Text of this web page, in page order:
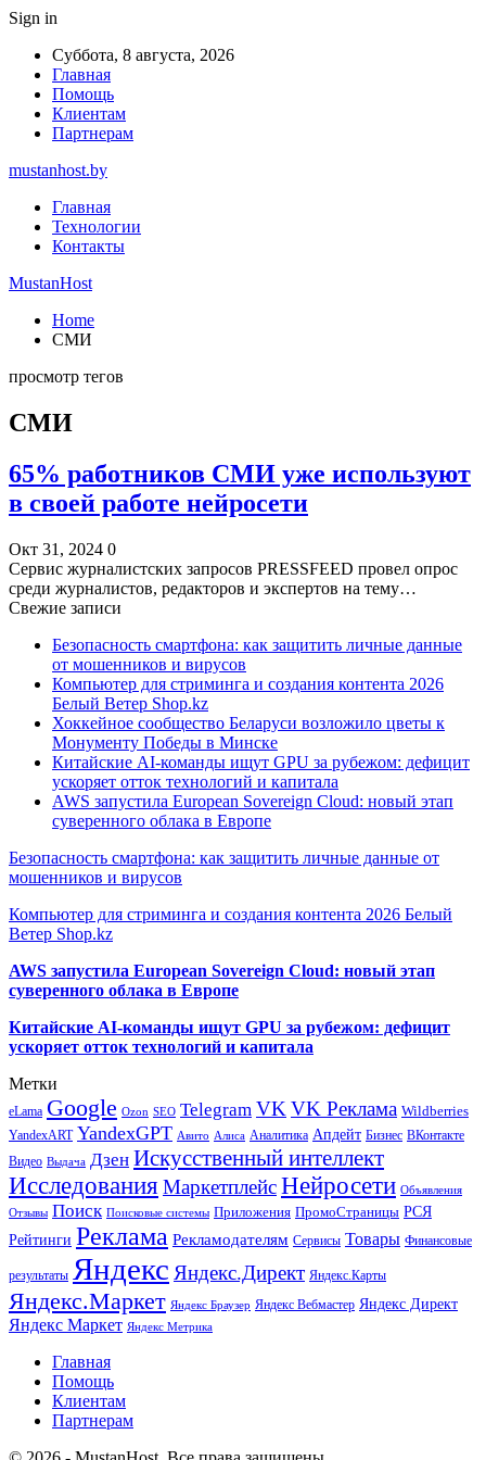
Sign in
Суббота, 8 августа, 2026
Главная
Помощь
Клиентам
Партнерам
mustanhost.by
Главная
Технологии
Контакты
MustanHost
Home
СМИ
просмотр тегов
СМИ
65% работников СМИ уже используют
в своей работе нейросети
Окт 31, 2024 0
Сервис журналистских запросов PRESSFEED провел опрос
среди журналистов, редакторов и экспертов на тему…
Свежие записи
Безопасность смартфона: как защитить личные данные
от мошенников и вирусов
Компьютер для стриминга и создания контента 2026
Белый Ветер Shop.kz
Хоккейное сообщество Беларуси возложило цветы к
Монументу Победы в Минске
Китайские AI-команды ищут GPU за рубежом: дефицит
ускоряет отток технологий и капитала
AWS запустила European Sovereign Cloud: новый этап
суверенного облака в Европе
Безопасность смартфона: как защитить личные данные от
мошенников и вирусов
Компьютер для стриминга и создания контента 2026 Белый
Ветер Shop.kz
AWS запустила European Sovereign Cloud: новый этап
суверенного облака в Европе
Китайские AI-команды ищут GPU за рубежом: дефицит
ускоряет отток технологий и капитала
Метки
eLama Google Ozon SEO Telegram VK VK Реклама Wildberries
YandexART YandexGPT Авито Алиса Аналитика Апдейт Бизнес ВКонтакте
Видео Выдача Дзен Искусственный интеллект
Исследования МаркетплейсНейросети Объявления
Отзывы Поиск Поисковые системы Приложения ПромоСтраницы РСЯ
Рейтинги Реклама Рекламодателям Сервисы Товары Финансовые
результаты Яндекс Яндекс.Директ Яндекс.Карты
Яндекс.Маркет Яндекс Браузер Яндекс Вебмастер Яндекс Директ
Яндекс Маркет Яндекс Метрика
Главная
Помощь
Клиентам
Партнерам